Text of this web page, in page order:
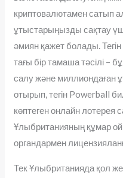
криптовалютамен сатып
ұтыстарыңызды сақтау
әмиян қажет болады.
тағы бір тамаша тәсілі –
салу және миллиондаған
отырып, тегін Powerball
көптеген онлайн лотерея
Ұлыбританияның құмар
органдармен
Тек Ұлыбританияда қол